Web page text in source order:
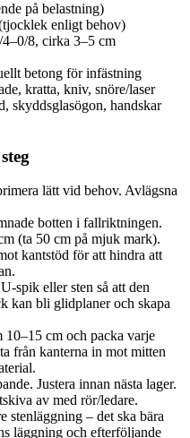
på belastning)
enligt behov)
4–0/8, cirka 3–5 cm
betong för infästning
kratta, kniv, snöre/laser
skyddsglasögon, handskar
lätt vid behov. Avlägsna
botten i fallriktningen.
(ta 50 cm på mjuk mark).
kantstöd för att hindra att
spik eller sten så att den
kan bli glidplaner och skapa
10–15 cm och packa varje
från kanterna in mot mitten
Justera innan nästa lager.
av med rör/ledare.
stenläggning – det ska bära
läggning och efterföljande